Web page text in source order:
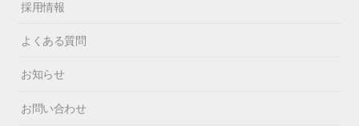
採用情報
よくある質問
お知らせ
お問い合わせ